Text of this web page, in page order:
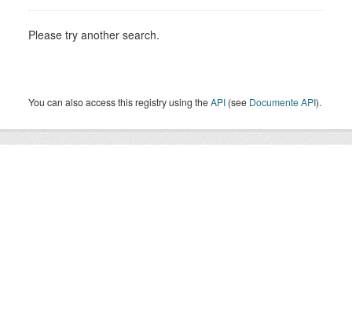
Please try another search.
You can also access this registry using theAPI (see Documente API).